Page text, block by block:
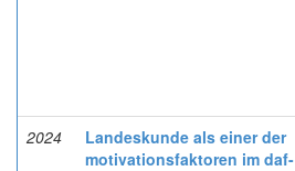
2024
Landeskunde als einer der
motivationsfaktoren im daf-